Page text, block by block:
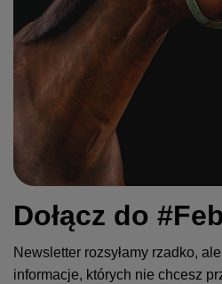
Dołącz do
Newsletter rozsyłamy rzadko,
informacje, których nie chcesz